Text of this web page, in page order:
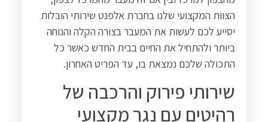
הצוות המקצועי שלנו בחברת אלפנט שירותי הובלות
יסייע לכם לעשות את המעבר בצורה הקלה והנוחה
ביותר ולהתחיל את החיים בבית החדש כאשר כל
התכולה שלכם נמצאת בו, עד הפריט האחרון.
שירותי פירוק והרכבה של
רהיטים עם נגר מקצועי